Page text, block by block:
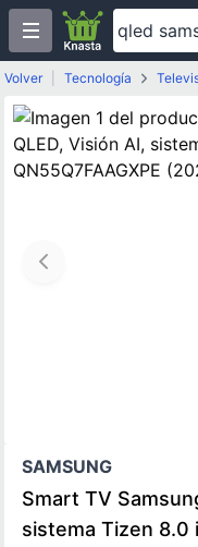
Volver Tecnología
SAMSUNG
Smart TV
sistema Tizen 8.0